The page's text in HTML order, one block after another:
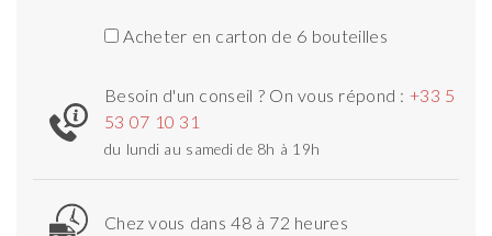
Acheter en carton de 6 bouteilles
Besoin d'un conseil ? On vous répond : +33 5
53 07 10 31
du lundi au samedi de 8h à 19h
Chez vous dans 48 à 72 heures